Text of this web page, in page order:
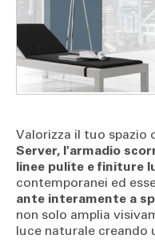
Valorizza il tuo spazio
Server, l'armadio
linee pulite e finiture
contemporanei ed
ante interamente a
non solo amplia
luce naturale